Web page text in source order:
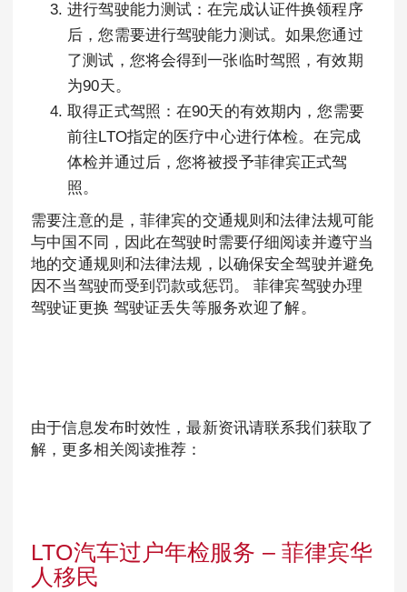
进行驾驶能力测试：在完成认证件换领程序
后，您需要进行驾驶能力测试。如果您通过
了测试，您将会得到一张临时驾照，有效期
为90天。
取得正式驾照：在90天的有效期内，您需要
前往LTO指定的医疗中心进行体检。在完成
体检并通过后，您将被授予菲律宾正式驾
照。
需要注意的是，菲律宾的交通规则和法律法规可能
与中国不同，因此在驾驶时需要仔细阅读并遵守当
地的交通规则和法律法规，以确保安全驾驶并避免
因不当驾驶而受到罚款或惩罚。 菲律宾驾驶办理
驾驶证更换 驾驶证丢失等服务欢迎了解。
由于信息发布时效性，最新资讯请联系我们获取了
解，更多相关阅读推荐：
LTO汽车过户年检服务 – 菲律宾华
人移民